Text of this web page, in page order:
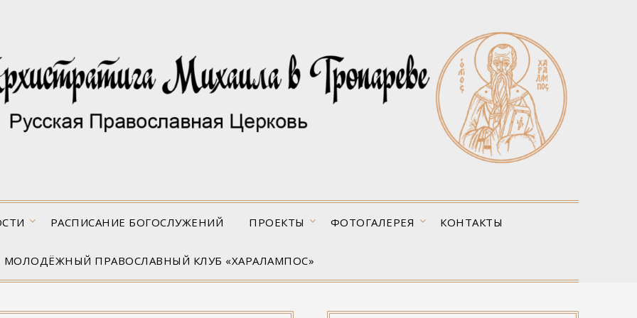
РАСПИСАНИЕ БОГОСЛУЖЕНИЙ ПРОЕКТЫ ФОТОГАЛЕРЕЯ КОНТАКТЫ
МОЛОДЁЖНЫЙ ПРАВОСЛАВНЫЙ КЛУБ «ХАРАЛАМПОС»